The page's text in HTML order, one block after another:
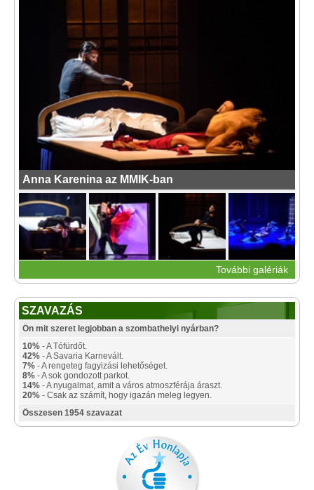
Anna Karenina az MMIK-ban
További galériák
SZAVAZÁS
Ön mit szeret legjobban a szombathelyi nyárban?
10% - A Tófürdőt.
42% - A Savaria Karnevált.
7% - A rengeteg fagyizási lehetőséget.
8% - A sok gondozott parkot.
14% - A nyugalmat, amit a város atmoszférája áraszt.
20% - Csak az számít, hogy igazán meleg legyen.
Összesen 1954 szavazat